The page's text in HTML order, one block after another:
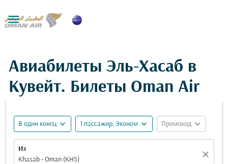

Авиабилеты Эль-Хасаб в
Кувейт. Билеты Oman Air
В один конец expand_more 1 пассажир, Эконом expand_more Промокод expand_more
Из
Khasab - Oman (KHS)
close